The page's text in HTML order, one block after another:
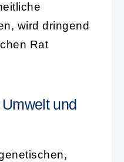
wird dringend
Rat
und